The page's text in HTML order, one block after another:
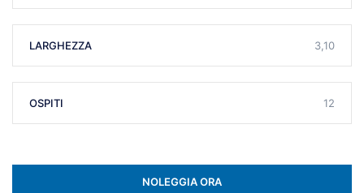
LARGHEZZA 3,10
OSPITI 12
NOLEGGIA ORA